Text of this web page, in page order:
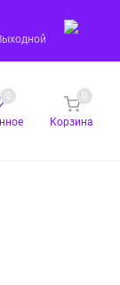
0
Корзина
0